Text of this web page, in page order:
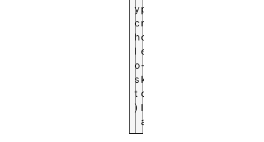
y
c
h
l
o
s
t
)
p
r
o
e
-
k
o
l
a